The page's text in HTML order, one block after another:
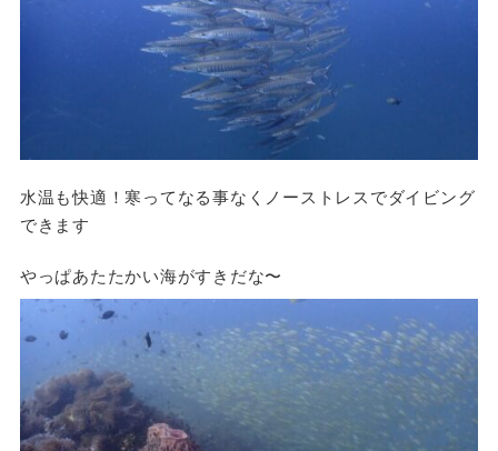
水温も快適！寒ってなる事なくノーストレスでダイビング
できます
やっぱあたたかい海がすきだな〜